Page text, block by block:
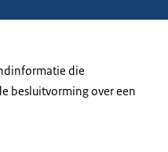
die
besluitvorming over een